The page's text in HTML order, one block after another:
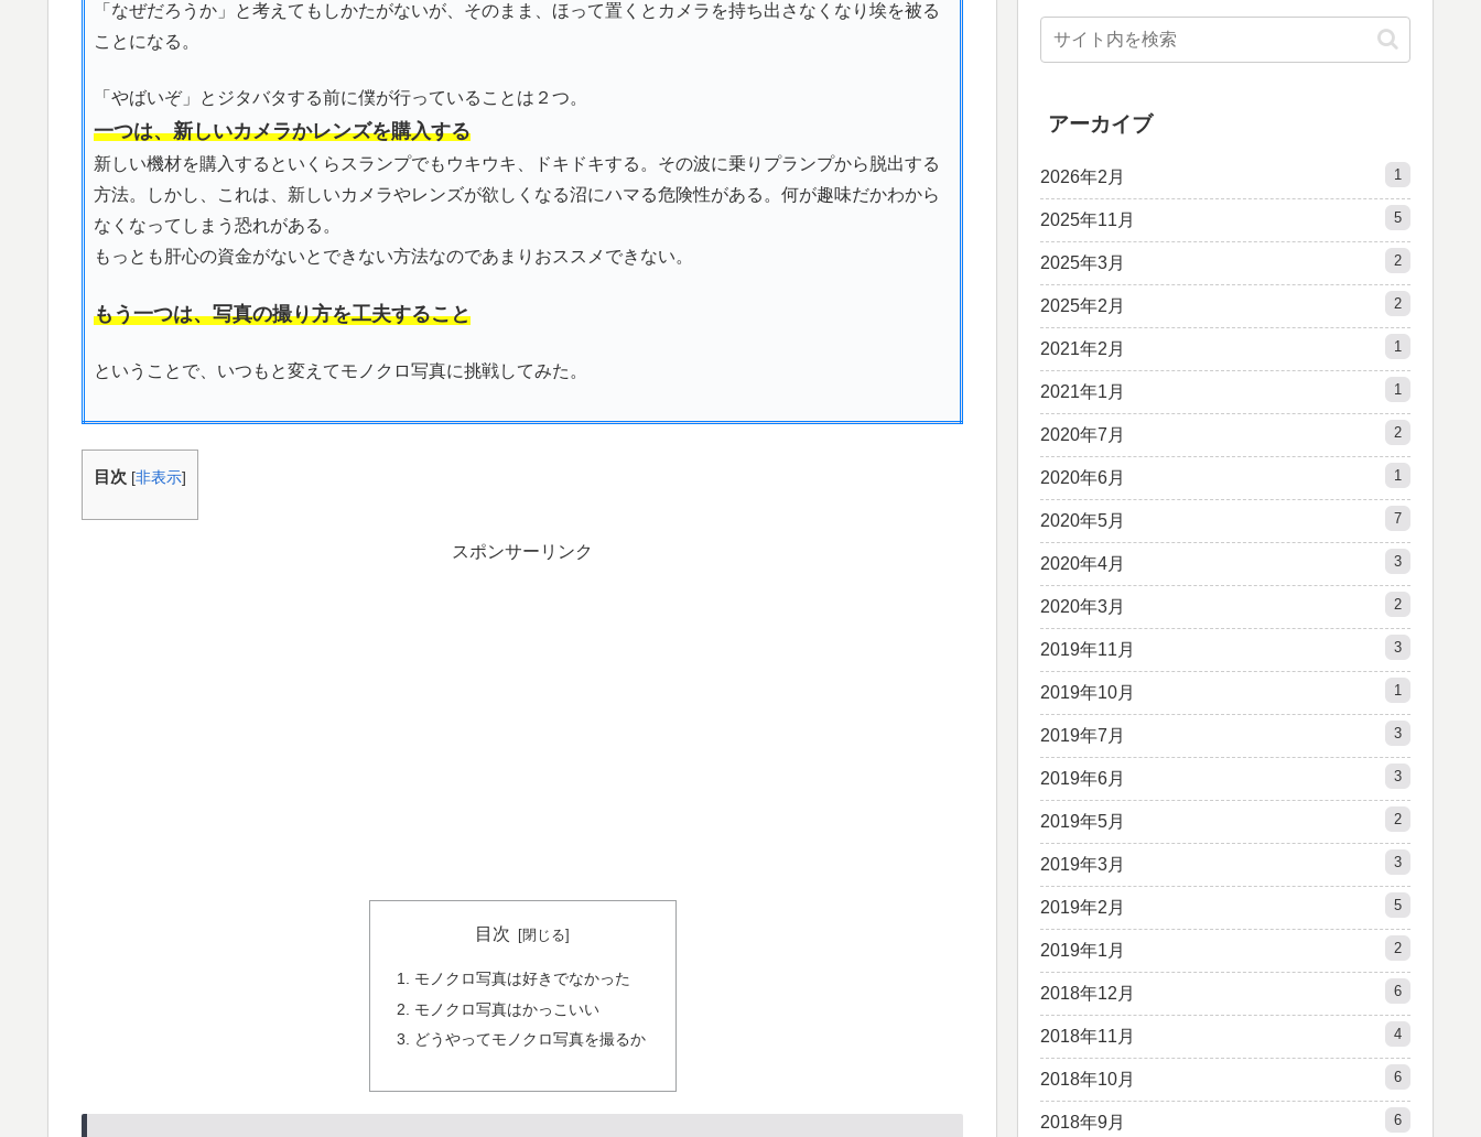
「なぜだろうか」と考えてもしかたがないが、そのまま、ほって置くとカメラを持ち出さなくなり埃を被る
ことになる。
「やばいぞ」とジタバタする前に僕が行っていることは２つ。
一つは、新しいカメラかレンズを購入する
新しい機材を購入するといくらスランプでもウキウキ、ドキドキする。その波に乗りプランプから脱出する
方法。しかし、これは、新しいカメラやレンズが欲しくなる沼にハマる危険性がある。何が趣味だかわから
なくなってしまう恐れがある。
もっとも肝心の資金がないとできない方法なのであまりおススメできない。
もう一つは、写真の撮り方を工夫すること
ということで、いつもと変えてモノクロ写真に挑戦してみた。
目次 [非表示]
スポンサーリンク
目次
モノクロ写真は好きでなかった
モノクロ写真はかっこいい
どうやってモノクロ写真を撮るか
アーカイブ
2026年2月 1
2025年11月 5
2025年3月 2
2025年2月 2
2021年2月 1
2021年1月 1
2020年7月 2
2020年6月 1
2020年5月 7
2020年4月 3
2020年3月 2
2019年11月 3
2019年10月 1
2019年7月 3
2019年6月 3
2019年5月 2
2019年3月 3
2019年2月 5
2019年1月 2
2018年12月 6
2018年11月 4
2018年10月 6
2018年9月 6